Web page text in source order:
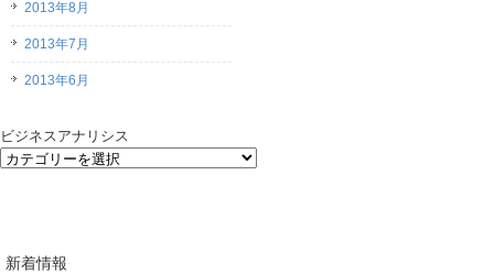
2013年8月
2013年7月
2013年6月
ビジネスアナリシス
新着情報